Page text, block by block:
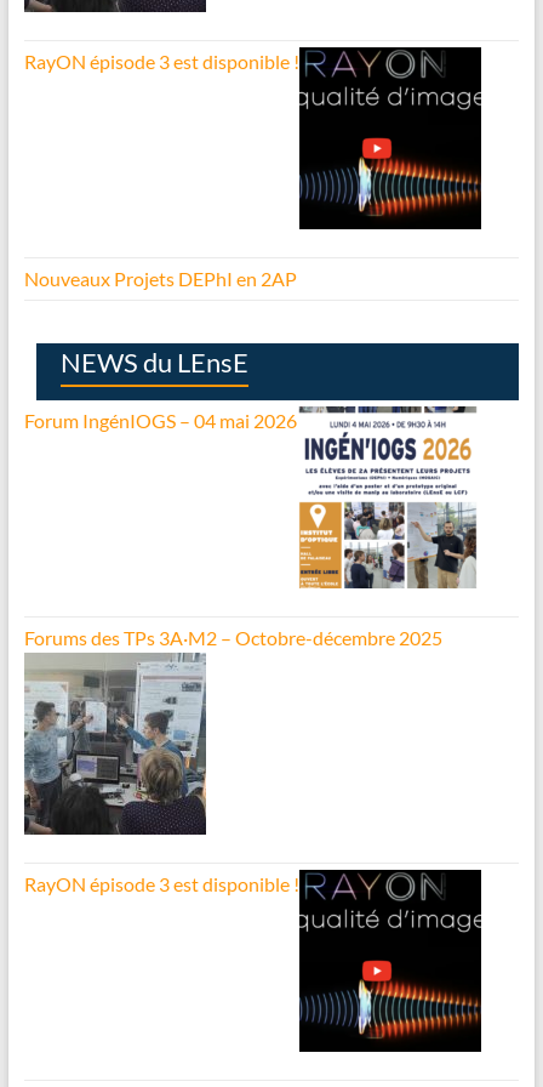
RayON épisode 3 est disponible !
Nouveaux Projets DEPhI en 2AP
NEWS du LEnsE
Forum IngénIOGS – 04 mai 2026
Forums des TPs 3A·M2 – Octobre-décembre 2025
RayON épisode 3 est disponible !